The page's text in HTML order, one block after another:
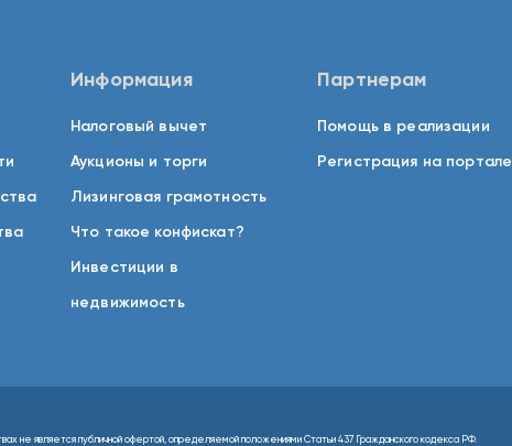
Информация
Налоговый вычет
Аукционы и торги
Лизинговая грамотность
Что такое конфискат?
Инвестиции в
недвижимость
Партнерам
Помощь в реализации
Регистрация на портале
не является публичной офертой, определяемой положениями Статьи 437 Гражданского кодекса РФ.